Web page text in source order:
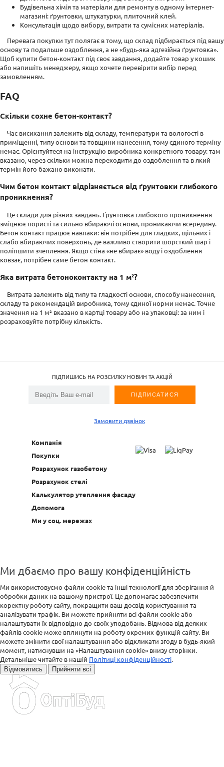
Будівельна хімія та матеріали для ремонту в одному інтернет-
магазині: ґрунтовки, штукатурки, плиточний клей.
Консультація щодо вибору, витрати та сумісних матеріалів.
Перевага покупки тут полягає в тому, що склад підбирається під вашу
основу та подальше оздоблення, а не «будь-яка адгезійна ґрунтовка».
Щоб купити бетон-контакт під своє завдання, додайте товар у кошик
або напишіть менеджеру, якщо хочете перевірити вибір перед
замовленням.
FAQ
Скільки сохне бетон-контакт?
Час висихання залежить від складу, температури та вологості в
приміщенні, типу основи та товщини нанесення, тому єдиного терміну
немає. Орієнтуйтеся на інструкцію виробника конкретного товару: там
вказано, через скільки можна переходити до оздоблення та в який
термін його бажано виконати.
Чим бетон контакт відрізняється від ґрунтовки глибокого
проникнення?
Це склади для різних завдань. Ґрунтовка глибокого проникнення
зміцнює пористі та сильно вбираючі основи, проникаючи всередину.
Бетон контакт працює навпаки: він потрібен для гладких, щільних і
слабо вбираючих поверхонь, де важливо створити шорсткий шар і
поліпшити зчеплення. Якщо стіна «не вбирає» воду і оздоблення
ковзає, потрібен саме бетон контакт.
Яка витрата бетоноконтакту на 1 м²?
Витрата залежить від типу та гладкості основи, способу нанесення,
складу та рекомендацій виробника, тому єдиної норми немає. Точне
значення на 1 м² вказано в картці товару або на упаковці: за ним і
розраховуйте потрібну кількість.
ПІДПИШИСЬ НА РОЗСИЛКУ НОВИН ТА АКЦІЙ
Замовити дзвінок
Компанія
Покупки
Розрахунок газобетону
Розрахунок стелі
Калькулятор утеплення фасаду
Допомога
Ми у соц. мережах
Ми дбаємо про вашу конфіденційність
Ми використовуємо файли cookie та інші технології для зберігання й
обробки даних на вашому пристрої. Це допомагає забезпечити
коректну роботу сайту, покращити ваш досвід користування та
аналізувати трафік. Ви можете прийняти всі файли cookie або
налаштувати їх відповідно до своїх уподобань. Відмова від деяких
файлів cookie може вплинути на роботу окремих функцій сайту. Ви
можете змінити свої налаштування або відкликати згоду в будь-який
момент, натиснувши на «Налаштування cookie» внизу сторінки.
Детальніше читайте в нашій Політиці конфіденційності.
Відмовитись Прийняти всі